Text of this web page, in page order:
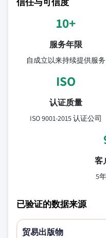
10+
服务年限
自成立以来持续提供服务
ISO
认证质量
ISO 9001-2015 认证公司
客
5
已验证的数据来源
贸易出版物